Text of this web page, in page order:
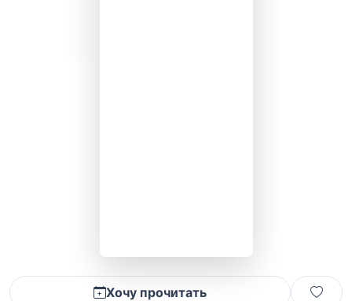
Хочу прочитать